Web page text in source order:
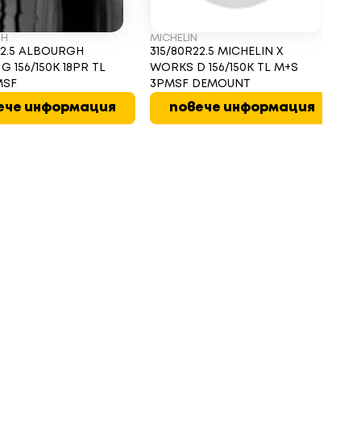
ALBOURGH
156/150K 18PR TL
информация
MICHELIN
315/80R22.5 MICHELIN X
WORKS D 156/150K TL M+S
3PMSF DEMOUNT
повече информация